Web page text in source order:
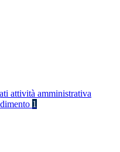
attività amministrativa
1